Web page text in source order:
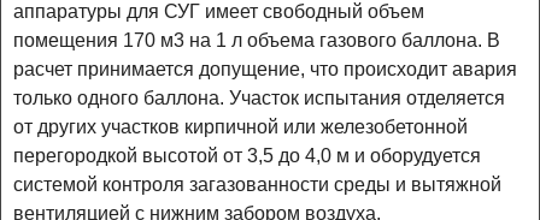
аппаратуры для СУГ имеет свободный объем
помещения 170 м3 на 1 л объема газового баллона. В
расчет принимается допущение, что происходит авария
только одного баллона. Участок испытания отделяется
от других участков кирпичной или железобетонной
перегородкой высотой от 3,5 до 4,0 м и оборудуется
системой контроля загазованности среды и вытяжной
вентиляцией с нижним забором воздуха.